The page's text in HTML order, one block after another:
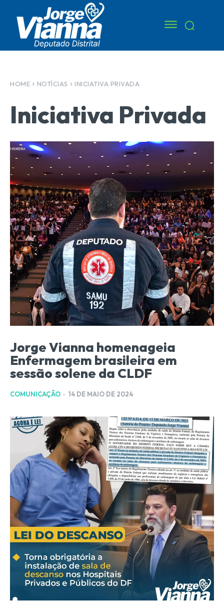
HOME NOTÍCIAS INICIATIVA PRIVADA
Iniciativa Privada
Jorge Vianna homenageia
Enfermagem brasileira em
sessão solene da CLDF
COMUNICAÇÃO - 14 DE MAIO DE 2024